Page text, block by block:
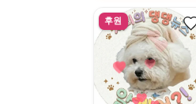
후원